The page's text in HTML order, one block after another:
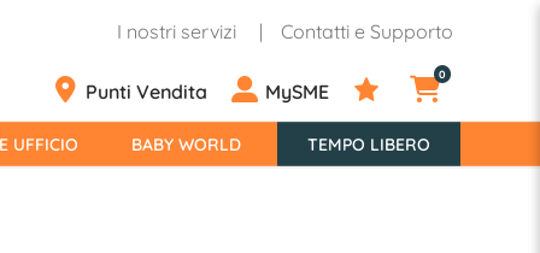
I nostri servizi Contatti e Supporto
Punti Vendita MySME
0
UFFICIO BABY WORLD TEMPO LIBERO